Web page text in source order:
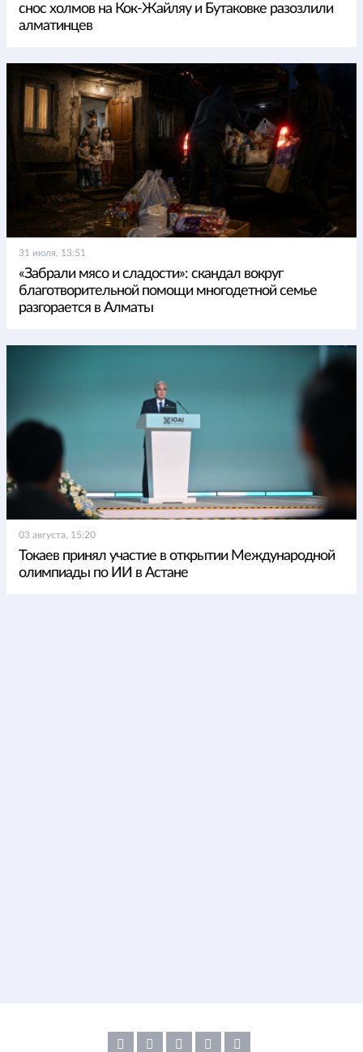
снос холмов на Кок-Жайляу и Бутаковке разозлили
алматинцев
31 июля, 13:51
«Забрали мясо и сладости»: скандал вокруг
благотворительной помощи многодетной семье
разгорается в Алматы
03 августа, 15:20
Токаев принял участие в открытии Международной
олимпиады по ИИ в Астане